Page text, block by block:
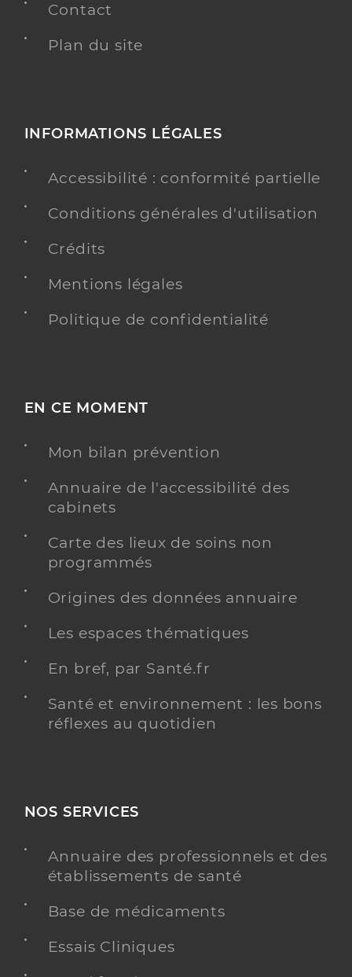
Contact
Plan du site
INFORMATIONS LÉGALES
Accessibilité : conformité partielle
Conditions générales d'utilisation
Crédits
Mentions légales
Politique de confidentialité
EN CE MOMENT
Mon bilan prévention
Annuaire de l'accessibilité des
cabinets
Carte des lieux de soins non
programmés
Origines des données annuaire
Les espaces thématiques
En bref, par Santé.fr
Santé et environnement : les bons
réflexes au quotidien
NOS SERVICES
Annuaire des professionnels et des
établissements de santé
Base de médicaments
Essais Cliniques